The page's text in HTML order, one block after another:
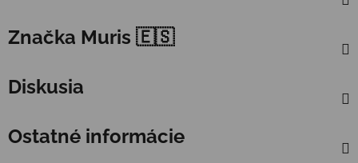
Značka Muris 🇪🇸
Diskusia
Ostatné informácie